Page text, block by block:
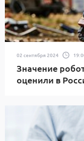
02 сентября 2024
Значение
оценили в